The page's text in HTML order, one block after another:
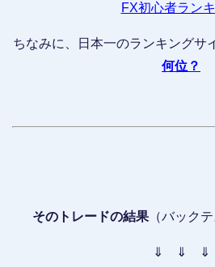
FX初心者ラン
ちなみに、日本一のランキング
何位？
そのトレードの結果 （バック
⇓ ⇓ ⇓